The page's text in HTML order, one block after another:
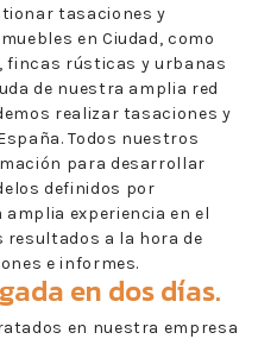
tasaciones y
en Ciudad, como
fincas rústicas y urbanas
de nuestra amplia red
realizar tasaciones y
Todos nuestros
para desarrollar
definidos por
experiencia en el
resultados a la hora de
e informes.
en dos días.
en nuestra empresa